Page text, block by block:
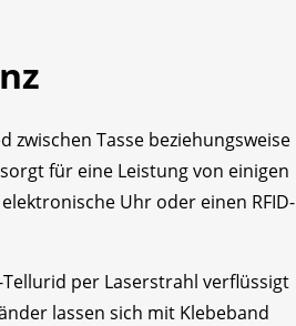
Tasse beziehungsweise
für eine Leistung von einigen
Uhr oder einen RFID-
per Laserstrahl verflüssigt
lassen sich mit Klebeband